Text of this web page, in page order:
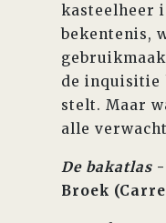
kasteelheer
bekentenis,
de inquisitie
stelt. Maar
alle
De bakatlas
Broek